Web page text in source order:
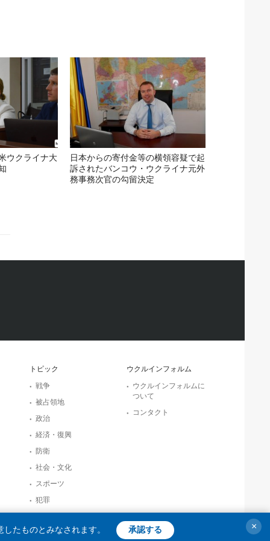
ウクライナ大
日本からの寄付金等の横領容疑で起
訴されたバンコウ・ウクライナ元外
務事務次官の勾留決定
トピック
戦争
被占領地
政治
経済・復興
防衛
社会・文化
スポーツ
犯罪
ウクルインフォルム
ウクルインフォルムに
ついて
コンタクト
したものとみなされます。 承認する ×